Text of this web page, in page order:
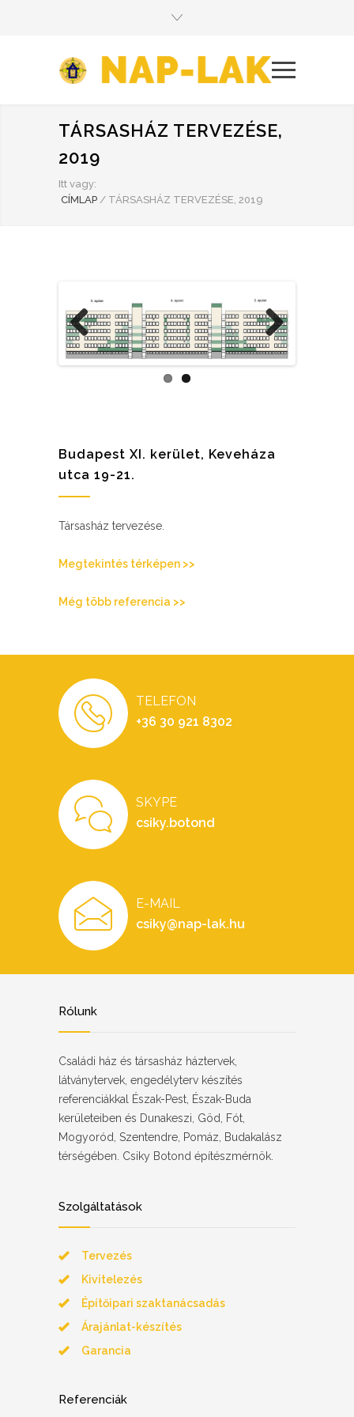
TÁRSASHÁZ TERVEZÉSE,
2019
Itt vagy:
CÍMLAP / TÁRSASHÁZ TERVEZÉSE, 2019
Previous Next
Budapest XI. kerület, Keveháza
utca 19-21.
Társasház tervezése.
Megtekintés térképen >>
Még több referencia >>
TELEFON
+36 30 921 8302
SKYPE
csiky.botond
E-MAIL
csiky@nap-lak.hu
Rólunk
Családi ház és társasház háztervek,
látványtervek, engedélyterv készítés
referenciákkal Észak-Pest, Észak-Buda
kerületeiben és Dunakeszi, Göd, Fót,
Mogyoród, Szentendre, Pomáz, Budakalász
térségében. Csiky Botond építészmérnök.
Szolgáltatások
Tervezés
Kivitelezés
Építőipari szaktanácsadás
Árajánlat-készítés
Garancia
Referenciák